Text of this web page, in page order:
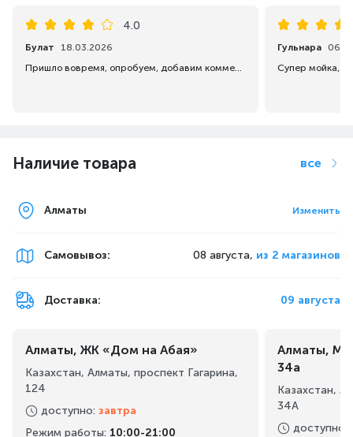
4.0
Булат
18.03.2026
Пришло вовремя, опробуем, добавим комментарий.
Гульнара
Супер мойка,
Наличие товара все
Алматы Изменить
Самовывоз: 08 августа, из 2 магазинов
Доставка: 09 августа
Алматы, ЖК «Дом на Абая»
Казахстан, Алматы, проспект Гагарина,
124
доступно: завтра
Режим работы: 10:00-21:00
Алматы,
34а
Казахстан,
34А
доступно